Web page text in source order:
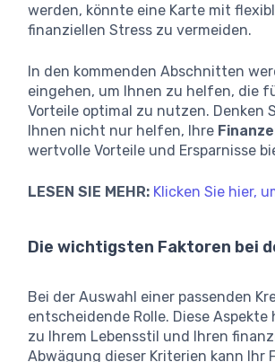
werden, könnte eine Karte mit
finanziellen Stress zu vermeiden.
In den kommenden Abschnitten
eingehen, um Ihnen zu helfen, die
Vorteile optimal zu nutzen. Denken
Ihnen nicht nur helfen, Ihre
wertvolle Vorteile und Ersparnisse
LESEN SIE MEHR: Klicken Sie hier,
Die wichtigsten Faktoren bei
Bei der Auswahl einer passenden
entscheidende Rolle. Diese
zu Ihrem Lebensstil und Ihren
Abwägung dieser Kriterien kann Ihr